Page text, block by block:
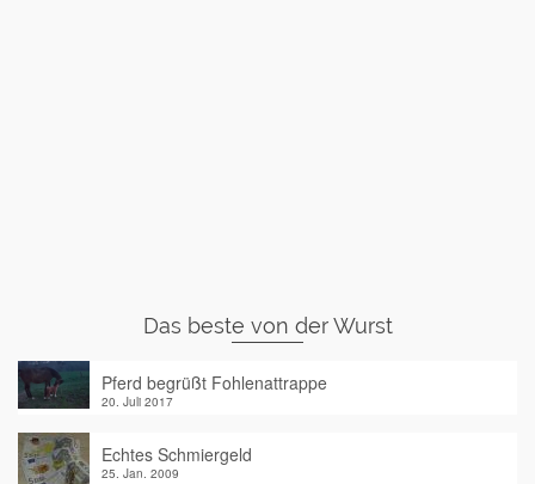
Das beste von der Wurst
Pferd begrüßt Fohlenattrappe
20. Juli 2017
Echtes Schmiergeld
25. Jan. 2009